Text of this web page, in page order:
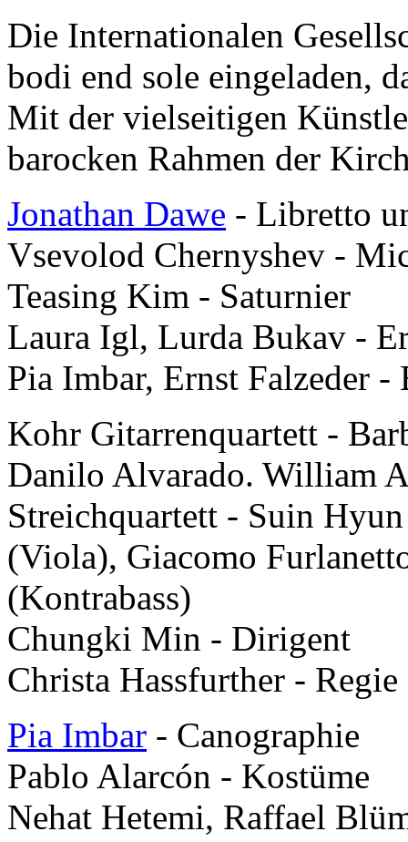
Die Internationalen
bodi end sole eingeladen,
Mit der vielseitigen
barocken Rahmen der
Jonathan Dawe - Libretto
Vsevolod Chernyshev -
Teasing Kim - Saturnier
Laura Igl, Lurda Bukav -
Pia Imbar, Ernst Falzeder -
Kohr Gitarrenquartett -
Danilo Alvarado. William
Streichquartett - Suin
(Viola), Giacomo
(Kontrabass)
Chungki Min - Dirigent
Christa Hassfurther - Regie
Pia Imbar - Canographie
Pablo Alarcón - Kostüme
Nehat Hetemi, Raffael